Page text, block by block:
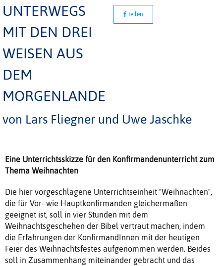
UNTERWEGS
MIT DEN DREI
WEISEN AUS
DEM
MORGENLANDE
teilen
von Lars Fliegner und Uwe Jaschke
Eine Unterrichtsskizze für den Konfirmandenunterricht zum
Thema Weihnachten
Die hier vorgeschlagene Unterrichtseinheit "Weihnachten",
die für Vor- wie Hauptkonfirmanden gleichermaßen
geeignet ist, soll in vier Stunden mit dem
Weihnachtsgeschehen der Bibel vertraut machen, indem
die Erfahrungen der KonfirmandInnen mit der heutigen
Feier des Weihnachtsfestes aufgenommen werden. Beides
soll in Zusammenhang miteinander gebracht und das